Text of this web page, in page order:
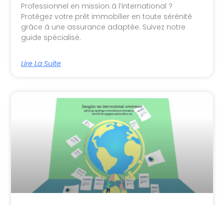
Professionnel en mission à l’international ?
Protégez votre prêt immobilier en toute sérénité
grâce à une assurance adaptée. Suivez notre
guide spécialisé.
Lire La Suite